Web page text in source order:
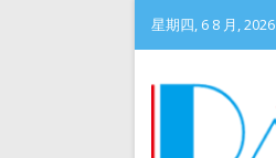
星期四, 6 8 月, 2026